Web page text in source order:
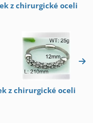
z chirurgické oceli
z chirurgické oceli